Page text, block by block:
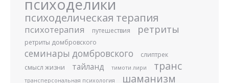
психоделическая терапия
психотерапия путешествия ретриты
ретриты домбровского
семинары домбровского
слиптрек
смысл жизни
тайланд тимоти лири транс
трансперсональная психология шаманизм